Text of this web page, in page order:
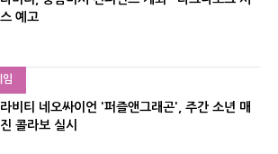
예고
임
비티 네오싸이언 '퍼즐앤그래곤', 주간 소년 매
콜라보 실시